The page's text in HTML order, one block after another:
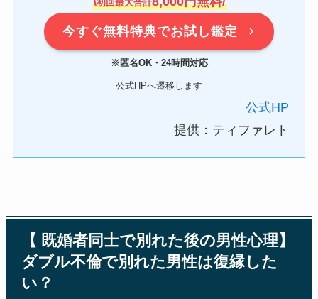
初回最大合計
今すぐ無料特典でお試し鑑定
※匿名OK・24時間対応
公式HPへ遷移します
公式HP
提供：ティファレト
【 既婚者同士で別れた後の男性心理】
ダブル不倫で別れた男性は復縁した
い？